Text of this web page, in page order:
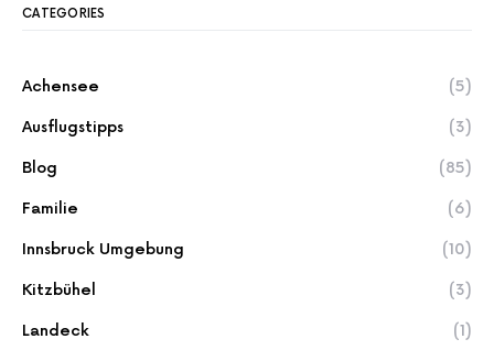
CATEGORIES
Achensee (5)
Ausflugstipps (3)
Blog (85)
Familie (6)
Innsbruck Umgebung (10)
Kitzbühel (3)
Landeck (1)